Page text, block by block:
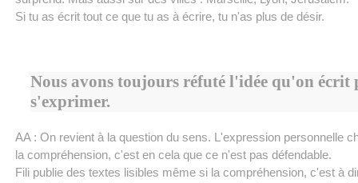
Si tu as écrit tout ce que tu as à écrire, tu n'as plus de désir.
Nous avons toujours réfuté l'idée qu'on écrit
s'exprimer.
AA : On revient à la question du sens. L'expression personnelle
la compréhension, c'est en cela que ce n'est pas défendable.
Fili publie des textes lisibles même si la compréhension, c'est à